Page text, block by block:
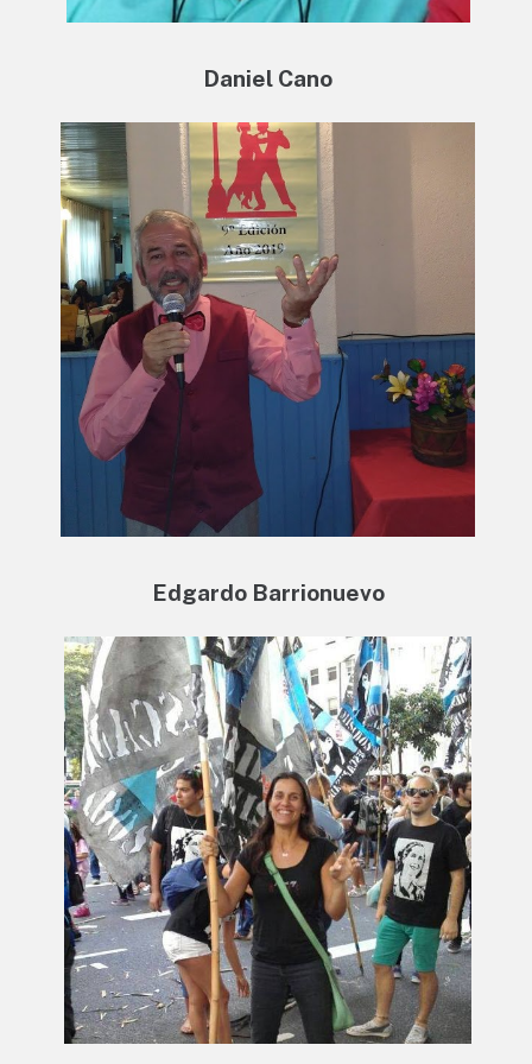
Daniel Cano
Edgardo Barrionuevo